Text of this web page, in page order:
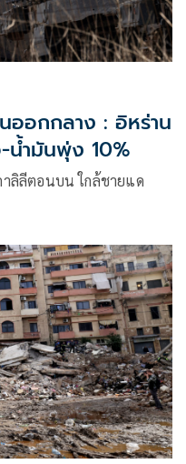
ออกกลาง : อิหร่าน
น้ำมันพุ่ง 10%
าลิลีตอนบน ใกล้ชายแด